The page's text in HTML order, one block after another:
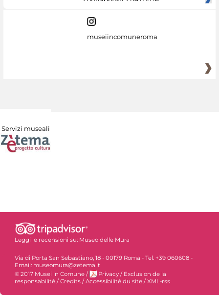
museiincomuneroma
Servizi museali
Leggi le recensioni su: Museo delle Mura
Via di Porta San Sebastiano, 18 - 00179 Roma - Tel. +39 060608 -
Email: museomura@zetema.it
© 2017 Musei in Comune / Privacy / Exclusion de la
responsabilité / Credits / Accessibilité du site / XML-rss